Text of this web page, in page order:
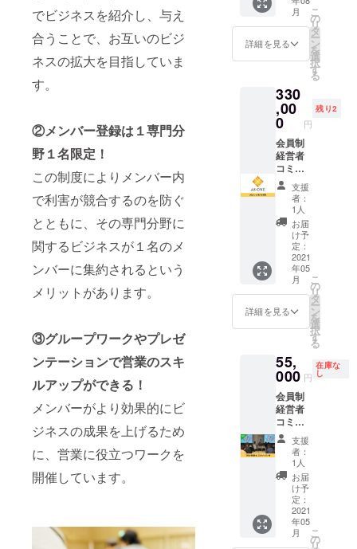
でビジネスを紹介し、与え
合うことで、お互いのビジ
ネスの拡大を目指していま
す。
②メンバー登録は１専門分
野１名限定！
この制度によりメンバー内
で利害が競合するのを防ぐ
とともに、その専門分野に
関するビジネスが１名のメ
ンバーに集約されるという
メリットがあります。
③グループワークやプレゼ
ンテーションで営業のスキ
ルアップができる！
メンバーがより効果的にビ
ジネスの成果を上げるため
に、営業に役立つワークを
開催しています。
載する
お名前
を必ず
ご記入
ドの内
容は
メール
にて打
合せさ
せてい
ただき
ます。
※会場は
都内を
予定し
ており
ます。
※会場ま
での交
通費は
別途必
要で
と協
力・役
割分担
の上、
適切な
感染防
止策を
実施し
ます。
きる権
利で
す。 ※
プレゼ
ン内容
ルにて
打合せ
させて
いただ
きま
す。 ※8
月21日
(土)14:3
0～を予
定して
いま
す。 ※
会場は
都内を
予定し
ており
ます。
※会場ま
での交
通費は
要で
す。 ※
施設管
理者等
と協
力・役
割分担
の上、
適切な
感染防
止策を
実施し
ます。
月
詳細を見る
こ
の
リ
タ
ー
ン
を
選
択
す
る
330
,00
0 円
残り2
会員制
経営者
コミュ
ニティ
”plus
one” が
存続す
る限り
会員に
なれる
権利で
す。 ※
全体定
例会に
”plus
one”が
る限り
参加で
きま
す。
支援
者：
1人
お届
け予
定：
2021
年05
月
詳細を見る
こ
の
リ
タ
ー
ン
を
選
択
す
る
55,
000 円
在庫な
し
会員制
経営者
コミュ
ニティ
”plus
one”の
5月全体
定例会
で15分
間プレ
ゼンで
きる権
支援
者：
1人
お届
け予
定：
2021
年05
月
こ
の
リ